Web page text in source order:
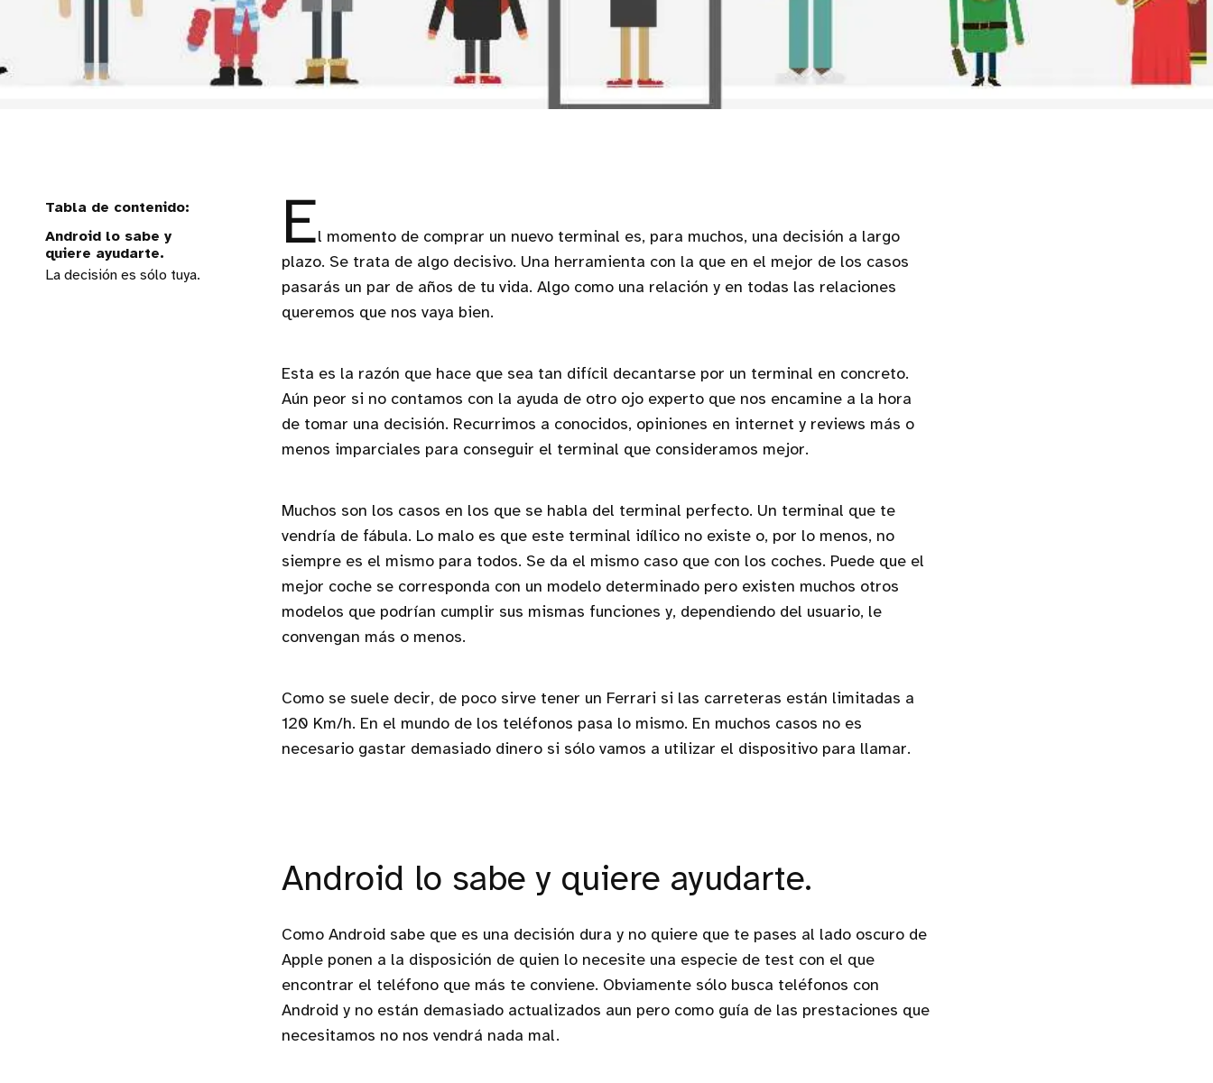
Android lo sabe y
quiere ayudarte.
La decisión es sólo tuya.
El momento de comprar un nuevo terminal es, para muchos, una decisión a largo
plazo. Se trata de algo decisivo. Una herramienta con la que en el mejor de los casos
pasarás un par de años de tu vida. Algo como una relación y en todas las relaciones
queremos que nos vaya bien.
Esta es la razón que hace que sea tan difícil decantarse por un terminal en concreto.
Aún peor si no contamos con la ayuda de otro ojo experto que nos encamine a la hora
de tomar una decisión. Recurrimos a conocidos, opiniones en internet y reviews más o
menos imparciales para conseguir el terminal que consideramos mejor.
Muchos son los casos en los que se habla del terminal perfecto. Un terminal que te
vendría de fábula. Lo malo es que este terminal idílico no existe o, por lo menos, no
siempre es el mismo para todos. Se da el mismo caso que con los coches. Puede que el
mejor coche se corresponda con un modelo determinado pero existen muchos otros
modelos que podrían cumplir sus mismas funciones y, dependiendo del usuario, le
convengan más o menos.
Como se suele decir, de poco sirve tener un Ferrari si las carreteras están limitadas a
120 Km/h. En el mundo de los teléfonos pasa lo mismo. En muchos casos no es
necesario gastar demasiado dinero si sólo vamos a utilizar el dispositivo para llamar.
Android lo sabe y quiere ayudarte.
Como Android sabe que es una decisión dura y no quiere que te pases al lado oscuro de
Apple ponen a la disposición de quien lo necesite una especie de test con el que
encontrar el teléfono que más te conviene. Obviamente sólo busca teléfonos con
Android y no están demasiado actualizados aun pero como guía de las prestaciones que
necesitamos no nos vendrá nada mal.